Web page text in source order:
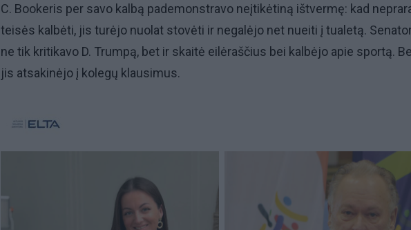
C. Bookeris per savo kalbą pademonstravo neįtikėtiną ištvermę: kad
teisės kalbėti, jis turėjo nuolat stovėti ir negalėjo net nueiti į tualetą.
ne tik kritikavo D. Trumpą, bet ir skaitė eilėraščius bei kalbėjo apie sportą.
jis atsakinėjo į kolegų klausimus.